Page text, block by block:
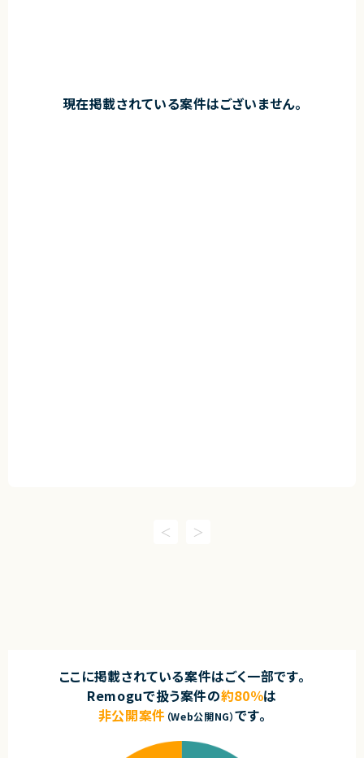
現在掲載されている案件はございません。
ここに掲載されている案件はごく一部です。
Remoguで扱う案件の約80％は
非公開案件 （Web公開NG）です。